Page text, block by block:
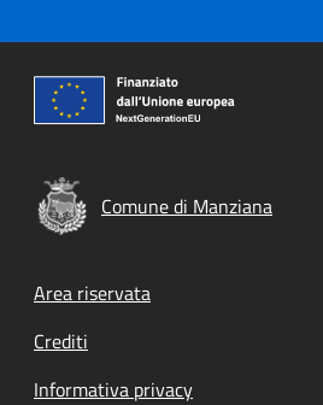
Comune di Manziana
Footer menu
Area riservata
Crediti
Informativa privacy